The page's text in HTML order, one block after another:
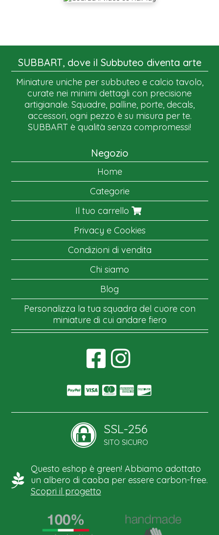
SUBBART, dove il Subbuteo diventa arte
Miniature uniche per subbuteo e calcio tavolo,
curate nei minimi dettagli con precisione
artigianale. Squadre, palline, porte, decals,
accessori, ogni pezzo è su misura per te.
SUBBART è qualità senza compromessi!
Negozio
Home
Categorie
Il tuo carrello
Privacy e Cookies
Condizioni di vendita
Chi siamo
Blog
Personalizza la tua squadra del cuore con
miniature di cui andare fiero
SSL-256
SITO SICURO
Questo eshop è green! Abbiamo adottato
un albero di caoba per essere carbon-free.
Scopri il progetto